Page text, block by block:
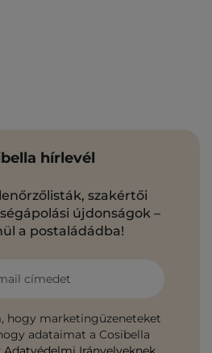
hírlevél
szakértői
újdonságok –
a postaládádba!
címedet
hogy marketingüzeneteket
adataimat a Cosibella